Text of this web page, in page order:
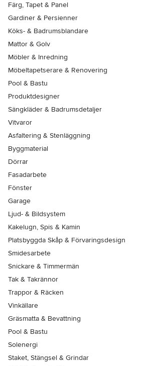
Färg, Tapet & Panel
Gardiner & Persienner
Köks- & Badrumsblandare
Mattor & Golv
Möbler & Inredning
Möbeltapetserare & Renovering
Pool & Bastu
Produktdesigner
Sängkläder & Badrumsdetaljer
Vitvaror
Asfaltering & Stenläggning
Byggmaterial
Dörrar
Fasadarbete
Fönster
Garage
Ljud- & Bildsystem
Kakelugn, Spis & Kamin
Platsbyggda Skåp & Förvaringsdesign
Smidesarbete
Snickare & Timmermän
Tak & Takrännor
Trappor & Räcken
Vinkällare
Gräsmatta & Bevattning
Pool & Bastu
Solenergi
Staket, Stängsel & Grindar